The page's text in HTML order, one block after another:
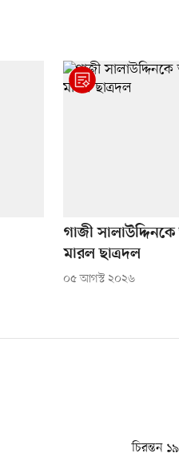
গাজী
মারল ছাত্রদল
০৫ আগস্ট ২০২৬
চিরন্তন